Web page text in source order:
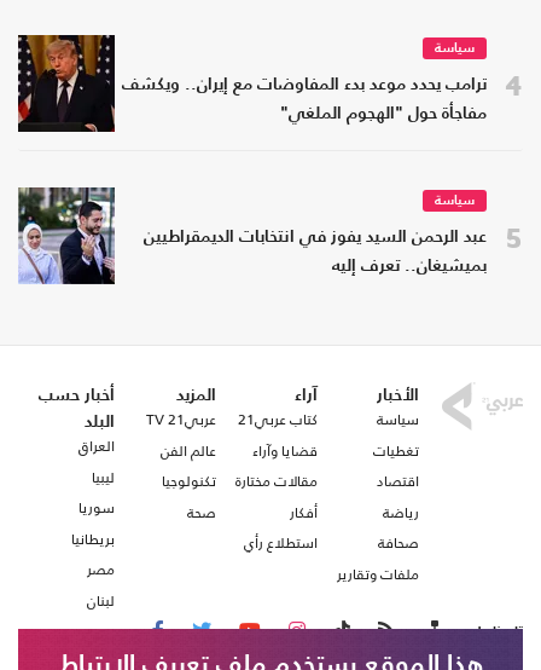
4
سياسة
ترامب يحدد موعد بدء المفاوضات مع إيران.. ويكشف
مفاجأة حول "الهجوم الملغي"
5
سياسة
عبد الرحمن السيد يفوز في انتخابات الديمقراطيين
بميشيغان.. تعرف إليه
الأخبار
سياسة
تغطيات
اقتصاد
رياضة
صحافة
ملفات وتقارير
آراء
كتاب عربي21
قضايا وآراء
مقالات مختارة
أفكار
استطلاع رأي
المزيد
عربي21 TV
عالم الفن
تكنولوجيا
صحة
أخبار حسب
البلد
العراق
ليبيا
سوريا
بريطانيا
مصر
لبنان
تابعنا على